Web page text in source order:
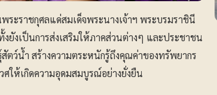
ะราชกุศลแด่สมเด็จพระนางเจ้าฯ พระบรมราชินี
ยังเป็นการส่งเสริมให้ภาคส่วนต่างๆ และประชาชน
ว์น้ำ สร้างความตระหนักรู้ถึงคุณค่าของทรัพยากร
ให้เกิดความอุดมสมบูรณ์อย่างยั่งยืน